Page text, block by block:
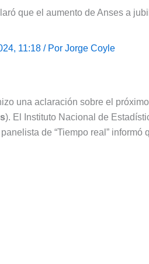
que el aumento de Anses a
11:18 / Por Jorge Coyle
una aclaración sobre el
). El Instituto Nacional de
de “Tiempo real” informó